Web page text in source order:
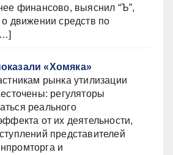
финансово, выяснил “Ъ”,
движении средств по
«Хомяка»
рынка утилизации
регуляторы
реального
от их деятельности,
представителей
и